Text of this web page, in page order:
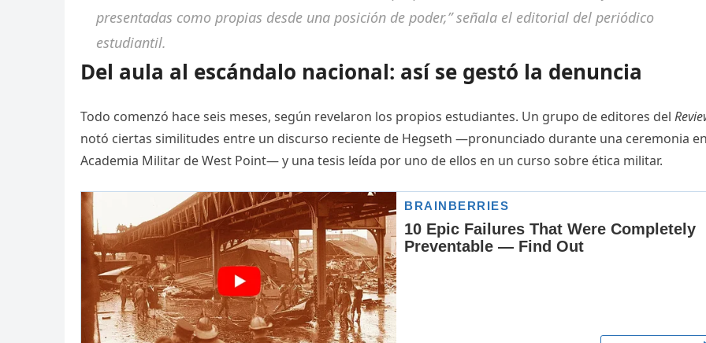
presentadas como propias desde una posición de poder,” señala el editorial del periódico
estudiantil.
Del aula al escándalo nacional: así se gestó la denuncia
Todo comenzó hace seis meses, según revelaron los propios estudiantes. Un grupo de editores del
notó ciertas similitudes entre un discurso reciente de Hegseth —pronunciado durante una ceremonia
Academia Militar de West Point— y una tesis leída por uno de ellos en un curso sobre ética militar.